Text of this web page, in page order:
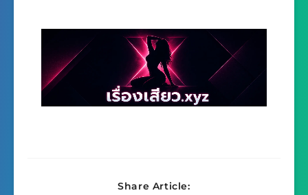
Share Article: